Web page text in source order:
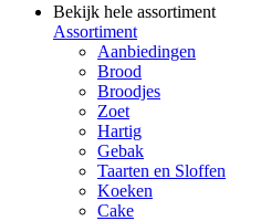
Bekijk hele assortiment
Assortiment
Aanbiedingen
Brood
Broodjes
Zoet
Hartig
Gebak
Taarten en Sloffen
Koeken
Cake